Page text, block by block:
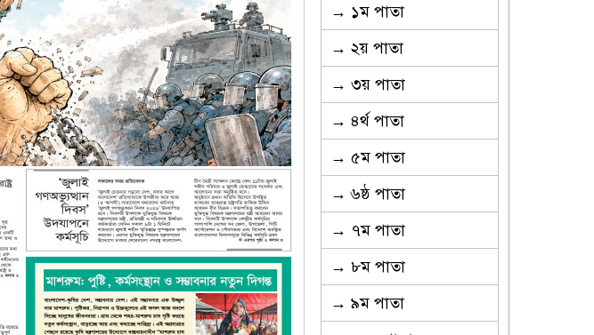
→ ১ম পাতা
→ ২য় পাতা
→ ৩য় পাতা
→ ৪র্থ পাতা
→ ৫ম পাতা
→ ৬ষ্ঠ পাতা
→ ৭ম পাতা
→ ৮ম পাতা
→ ৯ম পাতা